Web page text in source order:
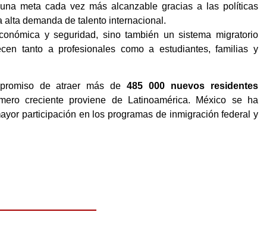
meta cada vez más alcanzable gracias a las políticas
demanda de talento internacional.
y seguridad, sino también un sistema migratorio
tanto a profesionales como a estudiantes, familias y
de atraer más de485 000 nuevos residentes
creciente proviene de Latinoamérica. México se ha
participación en los programas de inmigración federal y